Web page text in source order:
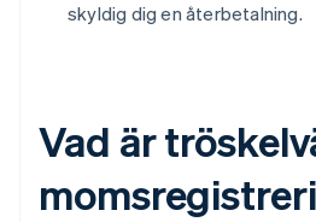
skyldig dig en återbetalning.
Vad är